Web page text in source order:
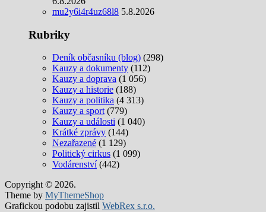
mu2y6i4r4uz68l8 5.8.2026
Rubriky
Deník občasníku (blog) (298)
Kauzy a dokumenty (112)
Kauzy a doprava (1 056)
Kauzy a historie (188)
Kauzy a politika (4 313)
Kauzy a sport (779)
Kauzy a události (1 040)
Krátké zprávy (144)
Nezařazené (1 129)
Politický cirkus (1 099)
Vodárenství(442)
Copyright © 2026.
Theme by MyThemeShop
Grafickou podobu zajistil WebRex s.r.o.